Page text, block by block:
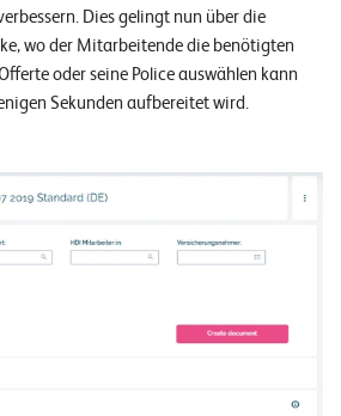
©
2
0
2
L
c
Dies gelingt nun über die
wo der Mitarbeitende die benötigten
oder seine Police auswählen kann
Sekunden aufbereitet wird.